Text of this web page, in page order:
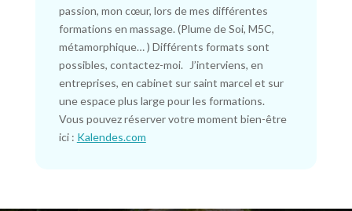
passion, mon cœur, lors de mes différentes
formations en massage. (Plume de Soi, M5C,
métamorphique… ) Différents formats sont
possibles, contactez-moi. J’interviens, en
entreprises, en cabinet sur saint marcel et sur
une espace plus large pour les formations.
Vous pouvez réserver votre moment bien-être
ici : Kalendes.com